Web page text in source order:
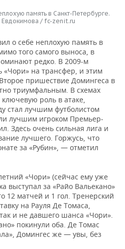
память в Санкт-Петербурге.
Евдокимова / fc-zenit.ru
о себе неплохую память в
того самого выноса, в
редко. В 2009-м
«Чори» на трансфер, и этим
пришествие Домингеса в
триумфальным. В схемах
роль в атаке,
стал лучшим футболистом
лучшим игроком Премьер-
Здесь очень сильная лига и
лучшего. Горжусь, что
за «Рубин», — отметил
«Чори» (сейчас ему уже
выступал за «Райо Вальекано»
12 матчей и 1 гол. Тренерский
на Рауля Де Томаса,
и не давшего шанса «Чори».
покинули оба. Де Томас
Домингес же — увы, без